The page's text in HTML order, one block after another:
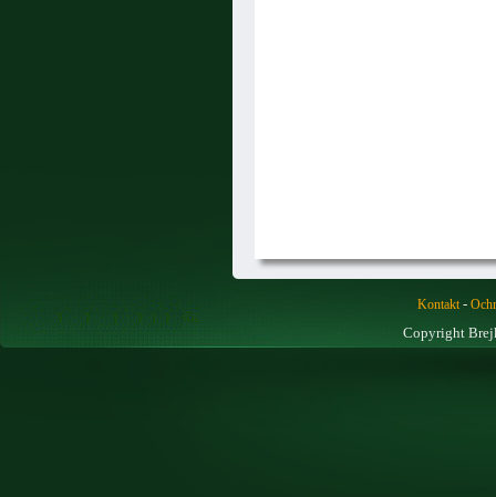
Kontakt-
Copyright